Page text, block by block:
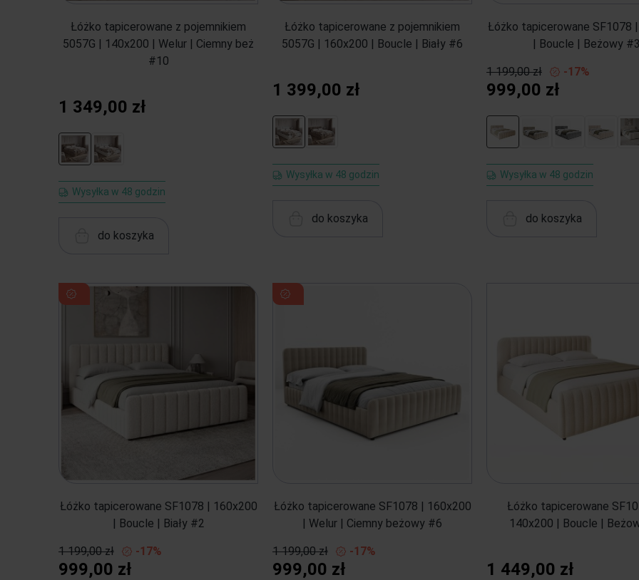
Łóżko tapicerowane z pojemnikiem
5057G | 140x200 | Welur | Ciemny beż
#10
1 349,00 zł
Wysyłka w 48 godzin
do koszyka
Łóżko tapicerowane z pojemnikiem
5057G | 160x200 | Boucle | Biały #6
1 399,00 zł
Wysyłka w 48 godzin
do koszyka
Łóżko tapicerowane SF1078
| Boucle | Beżowy #3
1 199,00 zł -17%
999,00 zł
Wysyłka w 48 godzin
do koszyka
Łóżko tapicerowane SF1078 | 160x200
| Boucle | Biały #2
1 199,00 zł -17%
999,00 zł
Łóżko tapicerowane SF1078 | 160x200
| Welur | Ciemny beżowy #6
1 199,00 zł -17%
999,00 zł
Łóżko tapicerowane
140x200 | Boucle |
1 449,00 zł